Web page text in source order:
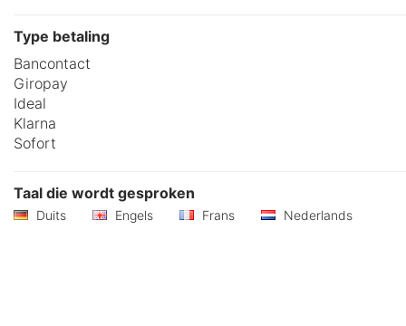
Type betaling
Bancontact
Giropay
Ideal
Klarna
Sofort
Taal die wordt gesproken
Duits Engels Frans Nederlands